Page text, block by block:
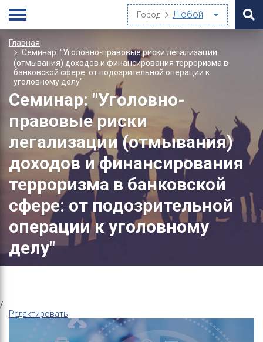
Город
Главная
Семинар: "Уголовно-правовые риски легализации
(отмывания) доходов и финансирования терроризма в
банковской сфере: от подозрительной операции к
уголовному делу"
Семинар: "Уголовно-
правовые риски
легализации (отмывания)
доходов и финансирования
терроризма в банковской
сфере: от подозрительной
операции к уголовному
делу"
/
Редактировать